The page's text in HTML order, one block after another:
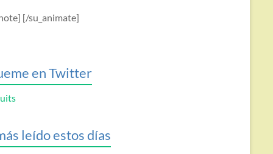
[/su_animate]
en Twitter
leído estos días